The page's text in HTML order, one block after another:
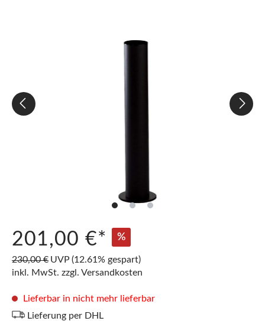
201,00 €* %
230,00 € UVP (12.61% gespart)
inkl. MwSt. zzgl. Versandkosten
Lieferbar in nicht mehr lieferbar
Lieferung per DHL